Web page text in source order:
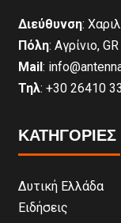
Διεύθυνση:
Πόλη: Αγρίνιο,
Mail:
Τηλ: +30 26410
ΚΑΤΗΓΟΡΙΕΣ
Δυτική Ελλάδα
Ειδήσεις